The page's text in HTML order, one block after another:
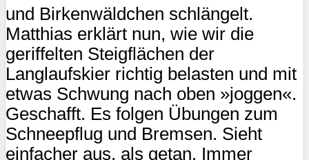
und Birkenwäldchen schlängelt.
Matthias erklärt nun, wie wir die
geriffelten Steigflächen der
Langlaufskier richtig belasten und mit
etwas Schwung nach oben »joggen«.
Geschafft. Es folgen Übungen zum
Schneepflug und Bremsen. Sieht
einfacher aus, als getan. Immer